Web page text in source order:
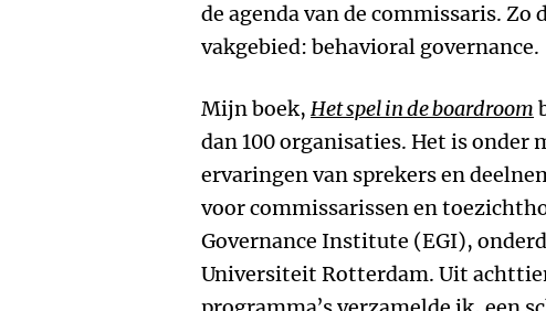
de agenda van de commissaris.
vakgebied: behavioral governance.
Mijn boek, Het spel in de boardroom
dan 100 organisaties. Het is onder
ervaringen van sprekers en
voor commissarissen en
Governance Institute (EGI),
Universiteit Rotterdam. Uit